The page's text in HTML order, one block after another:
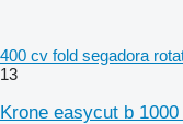
400 cv fold segadora
13
Krone easycut b